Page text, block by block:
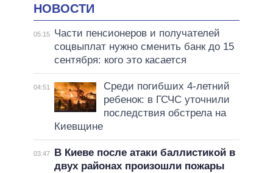
НОВОСТИ
05:15
Части пенсионеров и получателей
соцвыплат нужно сменить банк до 15
сентября: кого это касается
04:51
Среди погибших 4-летний
ребенок: в ГСЧС уточнили
последствия обстрела на
Киевщине
03:47
В Киеве после атаки баллистикой в
двух районах произошли пожары